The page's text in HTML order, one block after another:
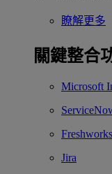
瞭解更多
關鍵整合
Microsoft
Freshworks
Jira